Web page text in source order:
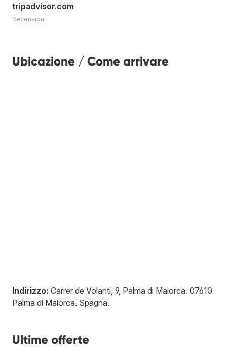
tripadvisor.com
Recensioni
Ubicazione / Come arrivare
Indirizzo: Carrer de Volanti, 9, Palma di Maiorca. 07610
Palma di Maiorca. Spagna.
Ultime offerte